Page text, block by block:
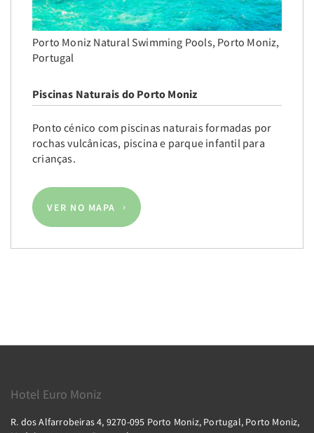
Porto Moniz Natural Swimming Pools, Porto Moniz,
Portugal
Piscinas Naturais do Porto Moniz
Ponto cénico com piscinas naturais formadas por
rochas vulcânicas, piscina e parque infantil para
crianças.
VER NO MAPA
Hotel Euro Moniz
R. dos Alfarrobeiras 4, 9270-095 Porto Moniz, Portugal, Porto Moniz,